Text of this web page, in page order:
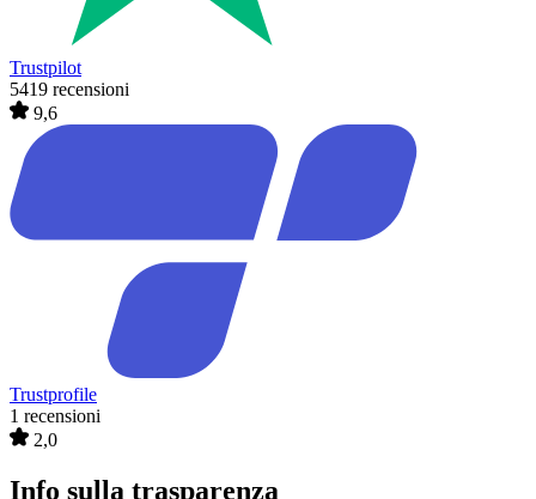
Trustpilot
5419 recensioni
9,6
Trustprofile
1 recensioni
2,0
Info sulla trasparenza